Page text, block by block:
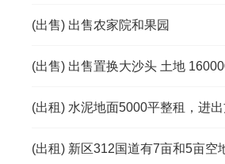
(出售) 出售农家院和果园
(出售) 出售置换大沙头 土地
(出租) 水泥地面5000平整租，进
(出租) 新区312国道有7亩和5亩空